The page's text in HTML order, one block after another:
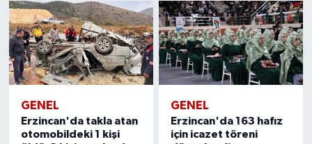
GENEL
Erzincan'da takla atan
otomobildeki 1 kişi
GENEL
Erzincan'da 163 hafız
için icazet töreni